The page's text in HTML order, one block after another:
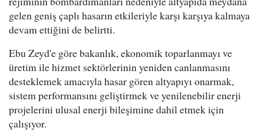
gelen geniş çaplı hasarın etkileriyle karşı karşıya kalmaya
devam ettiğini de belirtti.
Ebu Zeyd'e göre bakanlık, ekonomik toparlanmayı ve
üretim ile hizmet sektörlerinin yeniden canlanmasını
desteklemek amacıyla hasar gören altyapıyı onarmak,
sistem performansını geliştirmek ve yenilenebilir enerji
projelerini ulusal enerji bileşimine dahil etmek için
çalışıyor.